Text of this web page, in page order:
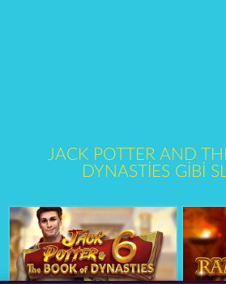
JACK POTTER AND
DYNASTIES GIBI